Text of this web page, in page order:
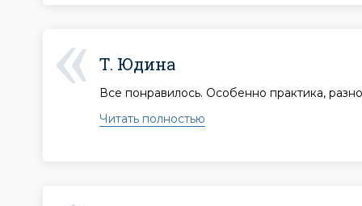
Т. Юдина
Все понравилось. Особенно практика,
Читать полностью